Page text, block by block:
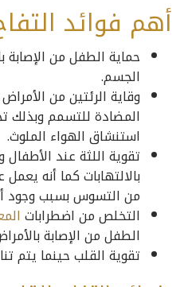
أهم فوائد
حماية الطفل من الإصابة
الجسم.
وقاية الرئتين من
المضادة للتسمم وبذلك
استنشاق الهواء الملوث.
تقوية اللثة عند الأطفال
بالالتهابات كما أنه
من التسوس بسبب وجود
التخلص من اضطرابات
الطفل من الإصابة
تقوية القلب حينما يتم